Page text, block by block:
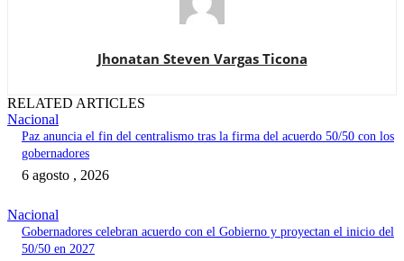
Jhonatan Steven Vargas Ticona
RELATED ARTICLES
Nacional
Paz anuncia el fin del centralismo tras la firma del acuerdo 50/50 con los
gobernadores
6 agosto , 2026
Nacional
Gobernadores celebran acuerdo con el Gobierno y proyectan el inicio del
50/50 en 2027